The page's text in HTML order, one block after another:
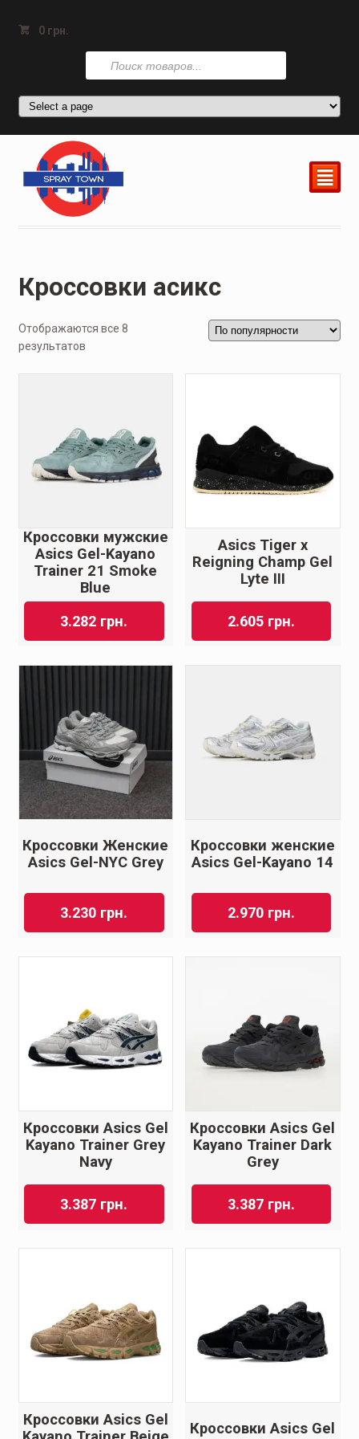
0 грн.
Поиск
товаров
²
Кроссовки асикс
Отображаются все 8
результатов
Кроссовки мужские
Asics Gel-Kayano
Trainer 21 Smoke
Blue
3.282 грн.
Asics Tiger x
Reigning Champ Gel
Lyte III
2.605 грн.
Кроссовки Женские
Asics Gel-NYC Grey
3.230 грн.
Кроссовки женские
Asics Gel-Kayano 14
2.970 грн.
Кроссовки Asics Gel
Kayano Trainer Grey
Navy
3.387 грн.
Кроссовки Asics Gel
Kayano Trainer Dark
Grey
3.387 грн.
Кроссовки Asics Gel
Кроссовки Asics Gel